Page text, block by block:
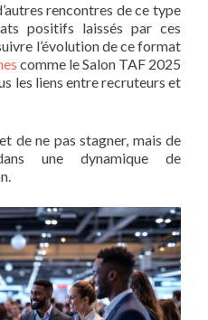
rencontres de ce type
positifs laissés par ces
l’évolution de ce format
comme le Salon TAF 2025
les liens entre recruteurs et
de ne pas stagner, mais de
une dynamique de